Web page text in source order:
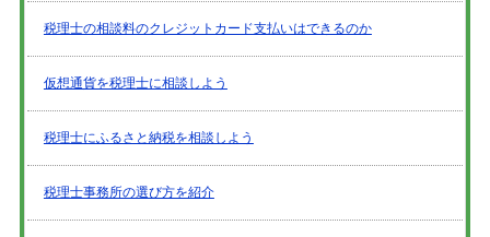
税理士の相談料のクレジットカード支払いはできるのか
仮想通貨を税理士に相談しよう
税理士にふるさと納税を相談しよう
税理士事務所の選び方を紹介